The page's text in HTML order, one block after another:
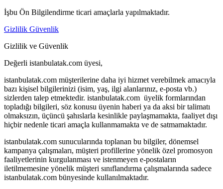
İşbu Ön Bilgilendirme ticari amaçlarla yapılmaktadır.
Gizlilik Güvenlik
Gizlilik ve Güvenlik
Değerli istanbulatak.com üyesi,
istanbulatak.com müşterilerine daha iyi hizmet verebilmek amacıyla
bazı kişisel bilgilerinizi (isim, yaş, ilgi alanlarınız, e-posta vb.)
sizlerden talep etmektedir. istanbulatak.com üyelik formlarından
topladığı bilgileri, söz konusu üyenin haberi ya da aksi bir talimatı
olmaksızın, üçüncü şahıslarla kesinlikle paylaşmamakta, faaliyet dışı
hiçbir nedenle ticari amaçla kullanmamakta ve de satmamaktadır.
istanbulatak.com sunucularında toplanan bu bilgiler, dönemsel
kampanya çalışmaları, müşteri profillerine yönelik özel promosyon
faaliyetlerinin kurgulanması ve istenmeyen e-postaların
iletilmemesine yönelik müşteri sınıflandırma çalışmalarında sadece
istanbulatak.com bünyesinde kullanılmaktadır.